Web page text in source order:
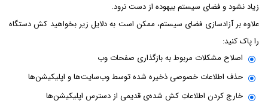
زیاد نشود و فضای سیستم بیهوده از دست نرود.
علاوه بر آزادسازی فضای سیستم، ممکن است به دلایل زیر بخواهید کش دستگاه
را پاک کنید:
اصلاح مشکلات مربوط به بازگذاری صفحات وب
حذف اطلاعات خصوصی ذخیره شده توسط وب‌سایت‌ها و اپلیکیشن‌ها
خارج کردن اطلاعاتِ کش شده‌ی قدیمی از دسترس اپلیکیشن‌ها